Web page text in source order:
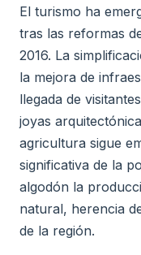
El turismo ha
tras las reformas
2016. La
la mejora de
llegada de
joyas
agricultura sigue
significativa de la
algodón la
natural, herencia
de la región.